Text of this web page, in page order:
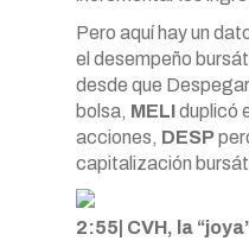
Pero aquí hay un
el desempeño
desde que
bolsa, MELIduplicó
acciones, DESP
capitalización
2:55| CVH, la